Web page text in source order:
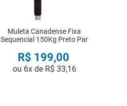
Muleta Canadense Fixa
Sequencial 150Kg Preto Par
R$ 199,00
ou 6x de R$ 33,16